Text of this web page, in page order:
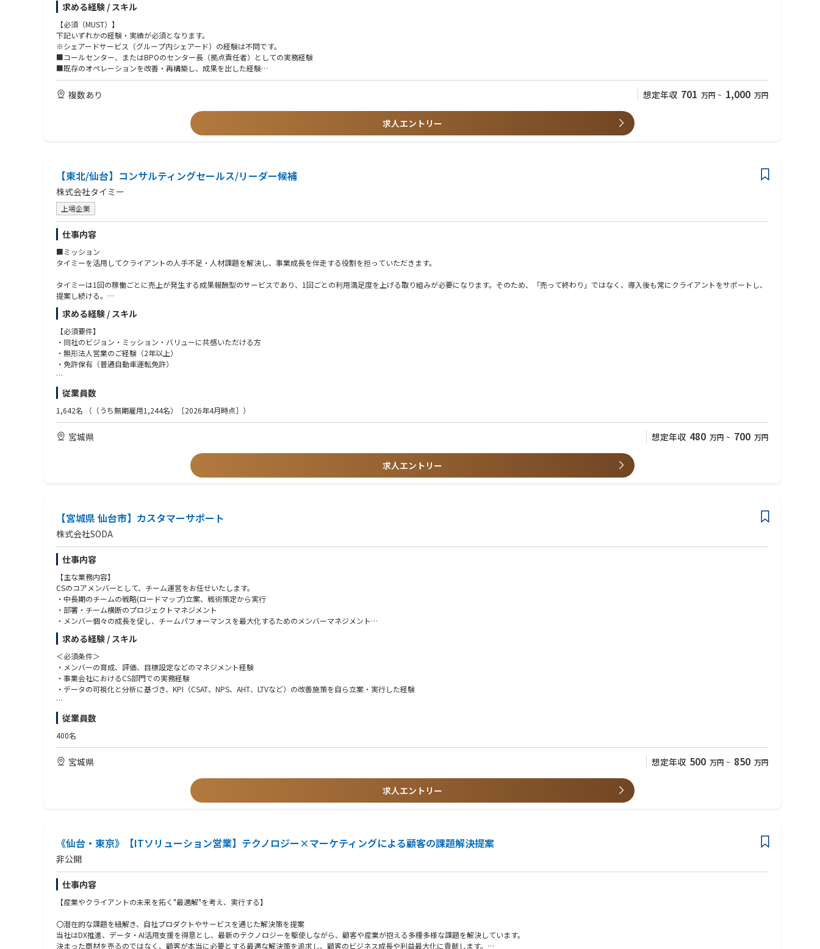
【2】戦略的なコストコントロール（収益性の極大化）
拠点のP/L責任を持ち、生産性向上と業務効率化を徹底します。
次世代型の収益モデル（BPaaS、成果報酬など）へのスムーズな現場移行とコストマネジメントの強化を担います。
【3】現場のリスキリングとAI戦略の実装
「AI戦略統括部」と連携し、業務運用コスト削減を見据えた技術検証など、最新のAIプロセスを現場へ導入します。
▢本ポジションで得られる経験
【1】BPO業界の構造変革をリードする経験
「AI時代のBPOはどうあるべきか」という問いに対し、自ら答えを出し、組織を動かす醍醐味があります。
【3】最先端AI/DX × オペレーションの知見
AI/DXのプロフェッショナルであるAI戦略統括部と共に、次世代のオペレーション体制を構築するスキルが身につきます。
▢将来のキャリアパス
各センターでの実績や変革への貢献度、意欲次第で、以下のようなステップアップが可能です。
年功序列ではなく、意思と成果を出した人材が正当に評価され、早期に重要なポジションへ登用される文化です。
■部長（ディレクター）：部門全体のトップとして事業を牽引
■経営幹部：全社の経営戦略・事業戦略の策定へ参画
求める経験 / スキル
【必須（MUST）】
下記いずれかの経験・実績が必須となります。
※シェアードサービス（グループ内シェアード）の経験は不問です。
■コールセンター、またはBPOのセンター長（拠点責任者）としての実務経験
■既存のオペレーションを改善・再構築し、成果を出した経験
■AIやITツールを活用した業務効率化、または顧客への提案経験
【応募資格：歓迎】
■300名同等の大規模拠点のマネジメント経験
■BPOベンダー側でのプリセールス・新規案件の垂直立ち上げ経験
■変化の多い環境を楽しみ、既存の枠組みに捉われず「新しい基準」を創ることに情熱をお持ちの方
複数あり 想定年収 701 万円 ~ 1,000 万円
求人エントリー
【東北/仙台】コンサルティングセールス/リーダー候補
株式会社タイミー
上場企業
仕事内容
■ミッション
タイミーを活用してクライアントの人手不足・人材課題を解決し、事業成長を伴走する役割を担っていただきます。
タイミーは1回の稼働ごとに売上が発生する成果報酬型のサービスであり、1回ごとの利用満足度を上げる取り組みが必要になります。そのため、「売って終わり」ではなく、導入後も常にクライアントをサポートし、
提案し続ける。
同じクライアントでも、他店舗/事業所（例：新橋店で導入しているクライアントに、上野店での導入を推進）への展開や、同じ店舗/事業所の別職種（例：ホール職種で利用しているクライアントに、キッチン職種で
の利用を推進）への導入を通して、さらなる利用の拡大のチャンスを狙っていきます。
売って終わりではなく、顧客の“事業改善”を共に創っていく仕事です。
■役割
既存クライアントの人的課題解決/BPR（Business process re engineering）
既存クライアントにおけるタイミーの利用継続のためのリレーション構築
■具体的な業務内容
・経営層・事業責任者への課題ヒアリング
ターゲット企業：数億円〜数兆円の企業のいずれかを担当
業界：介護/ 福祉業界を中心とした企業群（新規industry開拓の可能性もあり）
主要業務：多店舗展開企業への導入推進、既存店舗における利用拡大（例：別職種への導入）
〇SMB領域
業界：物流、飲食、小売、ホテル業界を中心とした企業群
主要業務：多店舗展開企業への導入推進、既存店舗における利用拡大（例：別職種への導入）
〇ENT領域
ターゲット企業：数百億円〜数兆円の企業のいずれかを担当
業界：物流、飲食、小売、ホテル業界を中心とした企業群
主要業務：多店舗展開企業への導入推進、既存店舗における利用拡大（例：別職種への導入）
■やりがい・魅力
☆日本の労働力不足という“社会構造的課題”に向き合える
☆ユーザー数1,000万人超の社会インフラを自ら成長させる経験ができる
☆急成長フェーズで、自分の仕事が事業の成長に直結する
☆新規領域（物流・小売DX・Fintechなど）の拡大に関わる機会が大きい
☆経営レベルの課題解決スキルが身につく
☆年齢・年次関係なくリーダー・マネージャーに抜擢される機会
求める経験 / スキル
【必須要件】
・同社のビジョン・ミッション・バリューに共感いただける方
・無形法人営業のご経験（2年以上）
・免許保有（普通自動車運転免許）
【歓迎経験】
・成果・ご実績を残されている方
・論理的にクライアントの課題を解決してきたご経験
・コンサルティング業界のご経験
・IT業界/人材業界(派遣、求人媒体営業)/広告業界/金融業界などの無形商材
・ビジョンやミッションに共感し、情熱を持って取り組んでいただける方
従業員数
1,642名 （（うち無期雇用1,244名）［2026年4月時点］）
宮城県 想定年収 480 万円 ~ 700 万円
求人エントリー
【宮城県 仙台市】カスタマーサポート
株式会社SODA
仕事内容
【主な業務内容】
CSのコアメンバーとして、チーム運営をお任せいたします。
・中長期のチームの戦略(ロードマップ)立案、戦術策定から実行
・部署・チーム横断のプロジェクトマネジメント
・メンバー個々の成長を促し、チームパフォーマンスを最大化するためのメンバーマネジメント
・部署・チームの課題解決(課題発見から解決までの推進)
〈想定ポジション〉
適性に合わせて、以下のいずれかのポジションにてご入社をいただきます。
・Operation Team Leader
・Knowledge Management Team Leader
・Quality Management Team Leader
・VOC/Kaizen Team Leader
※Specialistポジションの募集もしておりますのでご相談ください
・月間で600万人以上のユーザに利用していただいているスニーカーフリマアプリのコアメンバーとして活躍できる
・CS全体の体制構築や戦術策定に携わることができる
・ゼロベースで自ら企画立案した施策を進めることができる
フリマサービスでは偽物の流通が問題になることもありますが、弊社ではすべての商品を一度お預かりして鑑定を行っており、ユーザーの皆様が安心・安全に取引できるマーケットプレイスを提供しております。
また、上記のCtoCフリマ機能に加えて、新作商品の発売・抽選情報などの記事を配信するメディア機能や、ユーザがスニーカー・ストリートウェアに関する投稿やコメントを行えるコミュニティ機能なども展開してお
り、多くのスニーカーやストリートファッションに興味を持っているユーザー（ファン）の方々に利用いただいております。
事業投資・人材投資を進めています。
求める経験 / スキル
＜必須条件＞
・メンバーの育成、評価、目標設定などのマネジメント経験
・事業会社におけるCS部門での実務経験
・データの可視化と分析に基づき、KPI（CSAT、NPS、AHT、LTVなど）の改善施策を自ら立案・実行した経験
＜歓迎要件＞
・ECや物流領域でのCS経験、またはサプライチェーンを意識したオペレーション設計の経験
・SQLを利用したデータ抽出・分析、およびBIツール（Tableau, Looker等）を用いたダッシュボード構築の経験
・変化の激しいベンチャー、スタートアップ企業におけるCS組織の立ち上げ・拡大期の経験
・弊社のミッションとバリューに深く共感していただける方
・チームの成果を最大化するために、30名規模の組織をエンパワーメントできる方
・変化や不確実性を楽しみ、臨機応変に自らの役割をアップデートできる柔軟性のある方
従業員数
400名
宮城県 想定年収 500 万円 ~ 850 万円
求人エントリー
《仙台・東京》【ITソリューション営業】テクノロジー×マーケティングによる顧客の課題解決提案
非公開
仕事内容
【産業やクライアントの未来を拓く"最適解"を考え、実行する】
〇潜在的な課題を紐解き、自社プロダクトやサービスを通じた解決策を提案
当社はDX推進、データ・AI活用支援を得意とし、最新のテクノロジーを駆使しながら、顧客や産業が抱える多種多様な課題を解決しています。
決まった商材を売るのではなく、顧客が本当に必要とする最適な解決策を追求し、顧客のビジネス成長や利益最大化に貢献します。